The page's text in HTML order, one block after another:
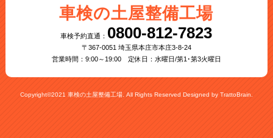
車検の土屋整備工場
車検予約直通： 0800-812-7823
〒367-0051 埼玉県本庄市本庄3-8-24
営業時間：9:00～19:00 定休日：水曜日/第1･第3火曜日
Copyright©2021 車検の土屋整備工場. All Rights Reserved Designed by TrattoBrain.